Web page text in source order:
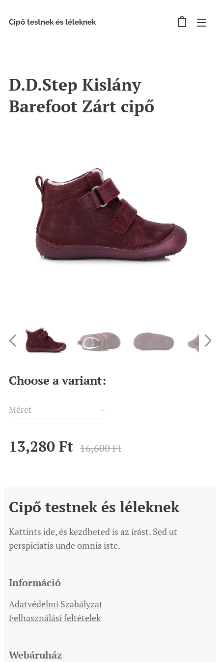
Cipő testnek és léleknek
D.D.Step Kislány
Barefoot Zárt cipő
Choose a variant:
Méret
13,280 Ft 16,600Ft
Cipő testnek és léleknek
Kattints ide, és kezdheted is az írást. Sed ut
perspiciatis unde omnis iste.
Információ
Adatvédelmi Szabályzat
Felhasználási feltételek
Webáruház